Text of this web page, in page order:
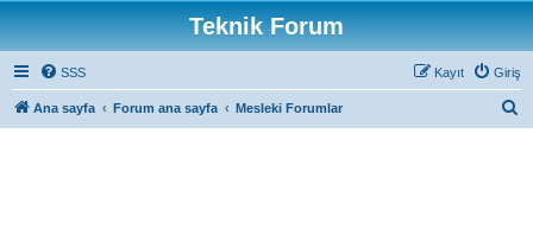
Teknik Forum
SSS Giriş
Kayıt
Ana sayfa Forum ana sayfa Mesleki Forumlar